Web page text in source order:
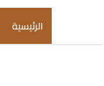
الرئيسية